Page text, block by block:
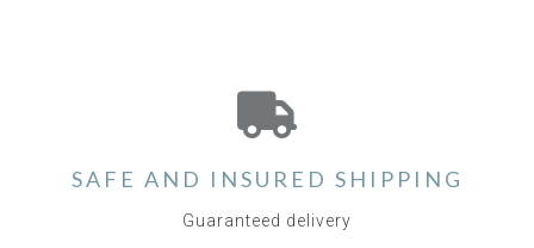
SAFE AND INSURED SHIPPING
Guaranteed delivery